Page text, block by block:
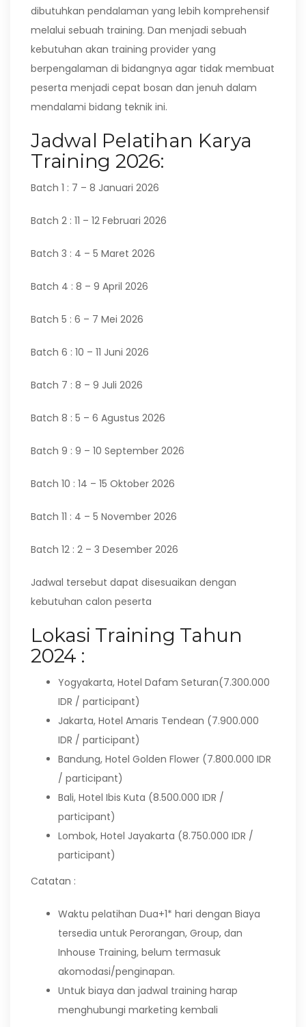
dibutuhkan pendalaman yang lebih komprehensif
melalui sebuah training. Dan menjadi sebuah
kebutuhan akan training provider yang
berpengalaman di bidangnya agar tidak membuat
peserta menjadi cepat bosan dan jenuh dalam
mendalami bidang teknik ini.
Jadwal Pelatihan Karya
Training 2026:
Batch 1 : 7 – 8 Januari 2026
Batch 2 : 11 – 12 Februari 2026
Batch 3 : 4 – 5 Maret 2026
Batch 4 : 8 – 9 April 2026
Batch 5 : 6 – 7 Mei 2026
Batch 6 : 10 – 11 Juni 2026
Batch 7 : 8 – 9 Juli 2026
Batch 8 : 5 – 6 Agustus 2026
Batch 9 : 9 – 10 September 2026
Batch 10 : 14 – 15 Oktober 2026
Batch 11 : 4 – 5 November 2026
Batch 12 : 2 – 3 Desember 2026
Jadwal tersebut dapat disesuaikan dengan
kebutuhan calon peserta
Lokasi Training Tahun
2024 :
Yogyakarta, Hotel Dafam Seturan(7.300.000
IDR / participant)
Jakarta, Hotel Amaris Tendean (7.900.000
IDR / participant)
Bandung, Hotel Golden Flower (7.800.000 IDR
/ participant)
Bali, Hotel Ibis Kuta (8.500.000 IDR /
participant)
Lombok, Hotel Jayakarta (8.750.000 IDR /
participant)
Catatan :
Waktu pelatihan Dua+1* hari dengan Biaya
tersedia untuk Perorangan, Group, dan
Inhouse Training, belum termasuk
akomodasi/penginapan.
Untuk biaya dan jadwal training harap
menghubungi marketing kembali